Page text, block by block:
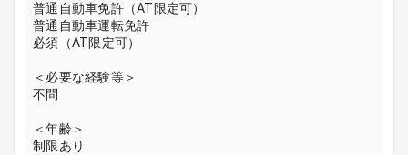
普通自動車免許（AT限定可）
普通自動車運転免許
必須（AT限定可）
＜必要な経験等＞
不問
＜年齢＞
制限あり